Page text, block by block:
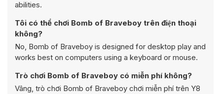
abilities.
Tôi có thể chơi Bomb of Braveboy trên điện thoại
không?
No, Bomb of Braveboy is designed for desktop play and
works best on computers using a keyboard or mouse.
Trò chơi Bomb of Braveboy có miễn phí không?
Vâng, trò chơi Bomb of Braveboy chơi miễn phí trên Y8